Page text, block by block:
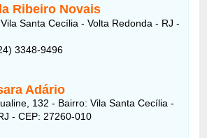
Ribeiro Novais
Santa Cecília - Volta Redonda - RJ -
3348-9496
Adário
132 - Bairro: Vila Santa Cecília -
- CEP: 27260-010